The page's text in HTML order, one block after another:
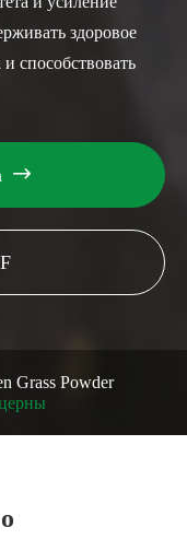
здоровое
и способствовать

Grass Powder